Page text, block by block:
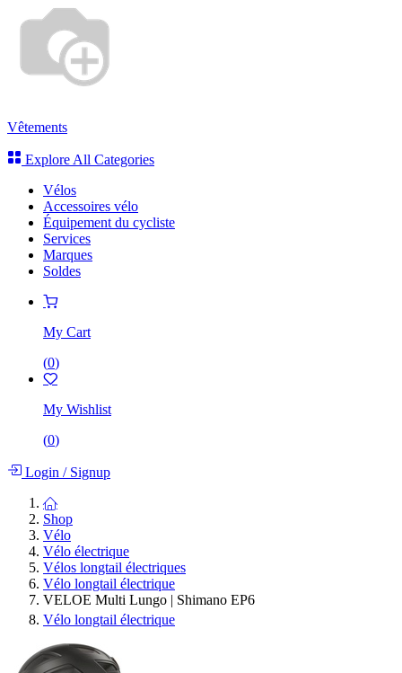
Vêtements
Explore All Categories
Vélos
Accessoires vélo
Équipement du cycliste
Services
Marques
Soldes
My Cart
(0)
My Wishlist
(0)
Login /Signup
Shop
Vélo
Vélo électrique
Vélos longtail électriques
Vélo longtail électrique
VELOE Multi Lungo | Shimano EP6
Vélo longtail électrique